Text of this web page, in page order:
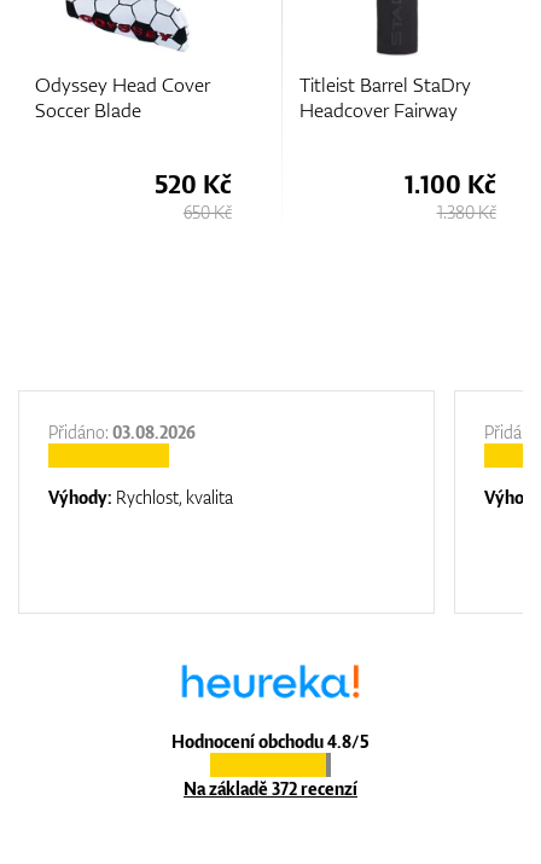
Titleist Barrel StaDry
Headcover Fairway
1.100 Kč
Mizuno Blue
Putter Headcover
Hodnocení obchodu 4.8/5
Na základě 372 recenzí
Přidáno: 03.08.2026
Výhody: Rychlost, kvalita